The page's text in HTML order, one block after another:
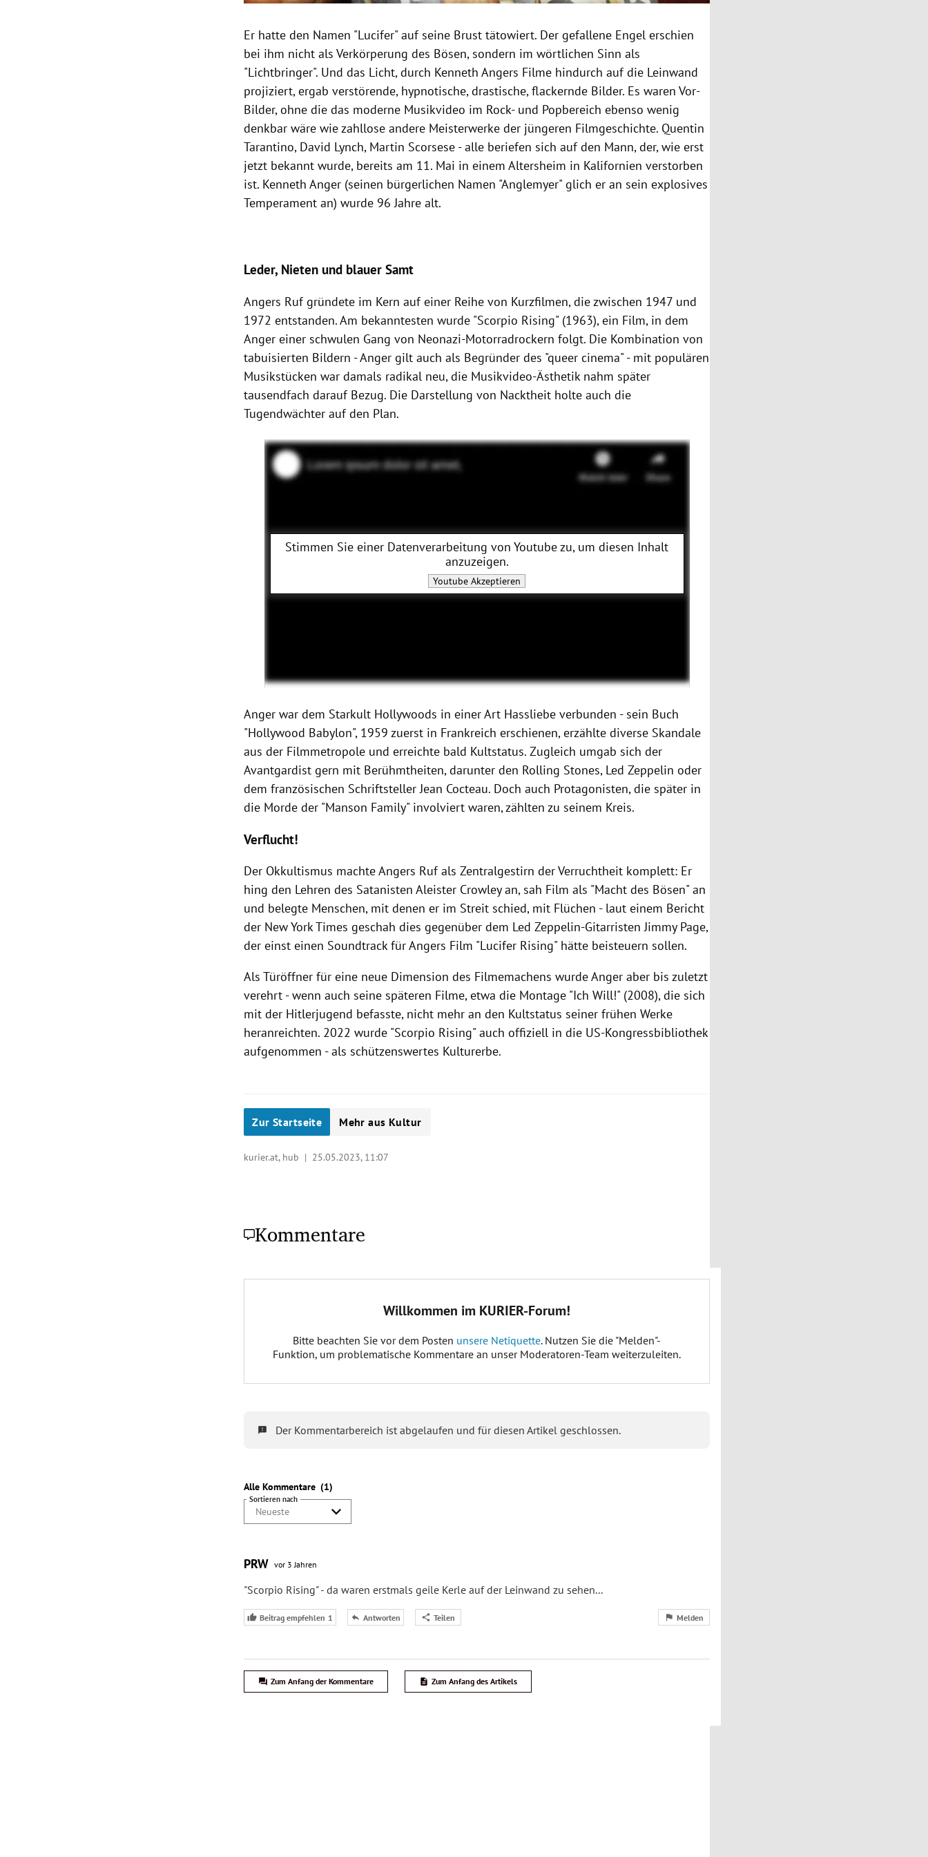
Er hatte den Namen "Lucifer" auf seine Brust tätowiert. Der gefallene Engel erschien
bei ihm nicht als Verkörperung des Bösen, sondern im wörtlichen Sinn als
"Lichtbringer". Und das Licht, durch Kenneth Angers Filme hindurch auf die Leinwand
projiziert, ergab verstörende, hypnotische, drastische, flackernde Bilder. Es waren Vor-
Bilder, ohne die das moderne Musikvideo im Rock- und Popbereich ebenso wenig
denkbar wäre wie zahllose andere Meisterwerke der jüngeren Filmgeschichte. Quentin
Tarantino, David Lynch, Martin Scorsese - alle beriefen sich auf den Mann, der, wie erst
jetzt bekannt wurde, bereits am 11. Mai in einem Altersheim in Kalifornien verstorben
ist. Kenneth Anger (seinen bürgerlichen Namen "Anglemyer" glich er an sein explosives
Temperament an) wurde 96 Jahre alt.
Leder, Nieten und blauer Samt
Angers Ruf gründete im Kern auf einer Reihe von Kurzfilmen, die zwischen 1947 und
1972 entstanden. Am bekanntesten wurde "Scorpio Rising" (1963), ein Film, in dem
Anger einer schwulen Gang von Neonazi-Motorradrockern folgt. Die Kombination von
tabuisierten Bildern - Anger gilt auch als Begründer des "queer cinema" - mit populären
Musikstücken war damals radikal neu, die Musikvideo-Ästhetik nahm später
tausendfach darauf Bezug. Die Darstellung von Nacktheit holte auch die
Tugendwächter auf den Plan.
Stimmen Sie einer Datenverarbeitung vonYoutubezu, um diesen Inhalt
anzuzeigen.
Youtube Akzeptieren
Anger war dem Starkult Hollywoods in einer Art Hassliebe verbunden - sein Buch
"Hollywood Babylon", 1959 zuerst in Frankreich erschienen, erzählte diverse Skandale
aus der Filmmetropole und erreichte bald Kultstatus. Zugleich umgab sich der
Avantgardist gern mit Berühmtheiten, darunter den Rolling Stones, Led Zeppelin oder
dem französischen Schriftsteller Jean Cocteau. Doch auch Protagonisten, die später in
die Morde der "Manson Family" involviert waren, zählten zu seinem Kreis.
Verflucht!
Der Okkultismus machte Angers Ruf als Zentralgestirn der Verruchtheit komplett: Er
hing den Lehren des Satanisten Aleister Crowley an, sah Film als "Macht des Bösen" an
und belegte Menschen, mit denen er im Streit schied, mit Flüchen - laut einem Bericht
der New York Times geschah dies gegenüber dem Led Zeppelin-Gitarristen Jimmy Page,
der einst einen Soundtrack für Angers Film "Lucifer Rising" hätte beisteuern sollen.
Als Türöffner für eine neue Dimension des Filmemachens wurde Anger aber bis zuletzt
verehrt - wenn auch seine späteren Filme, etwa die Montage "Ich Will!" (2008), die sich
mit der Hitlerjugend befasste, nicht mehr an den Kultstatus seiner frühen Werke
heranreichten. 2022 wurde "Scorpio Rising" auch offiziell in die US-Kongressbibliothek
aufgenommen - als schützenswertes Kulturerbe.
Zur Startseite Mehr aus Kultur
kurier.at, hub | 25.05.2023, 11:07
Kommentare